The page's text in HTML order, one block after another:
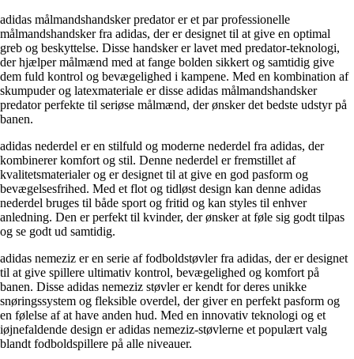
adidas målmandshandsker predator er et par professionelle
målmandshandsker fra adidas, der er designet til at give en optimal
greb og beskyttelse. Disse handsker er lavet med predator-teknologi,
der hjælper målmænd med at fange bolden sikkert og samtidig give
dem fuld kontrol og bevægelighed i kampene. Med en kombination af
skumpuder og latexmateriale er disse adidas målmandshandsker
predator perfekte til seriøse målmænd, der ønsker det bedste udstyr på
banen.
adidas nederdel er en stilfuld og moderne nederdel fra adidas, der
kombinerer komfort og stil. Denne nederdel er fremstillet af
kvalitetsmaterialer og er designet til at give en god pasform og
bevægelsesfrihed. Med et flot og tidløst design kan denne adidas
nederdel bruges til både sport og fritid og kan styles til enhver
anledning. Den er perfekt til kvinder, der ønsker at føle sig godt tilpas
og se godt ud samtidig.
adidas nemeziz er en serie af fodboldstøvler fra adidas, der er designet
til at give spillere ultimativ kontrol, bevægelighed og komfort på
banen. Disse adidas nemeziz støvler er kendt for deres unikke
snøringssystem og fleksible overdel, der giver en perfekt pasform og
en følelse af at have anden hud. Med en innovativ teknologi og et
iøjnefaldende design er adidas nemeziz-støvlerne et populært valg
blandt fodboldspillere på alle niveauer.